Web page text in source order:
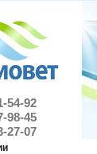
54-92
98-45
27-07